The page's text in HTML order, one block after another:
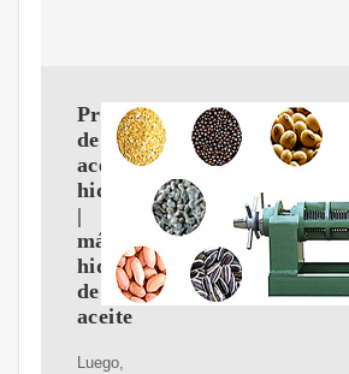
Prensa
de
aceite
hidráulica
|
máquina
hidráulica
de
aceite
Luego,